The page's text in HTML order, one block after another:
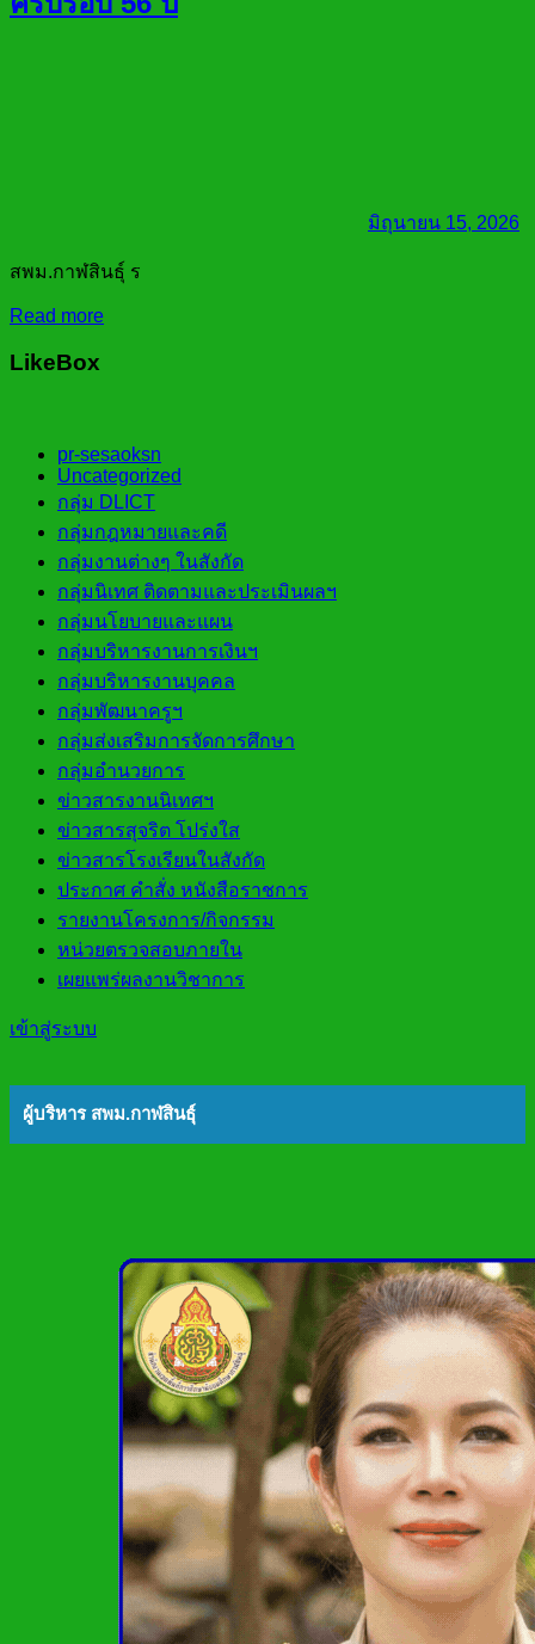
มิถุนายน 15, 2026
สพม.กาฬสินธุ์ ร
Read more
LikeBox
pr-sesaoksn
Uncategorized
กลุ่ม DLICT
กลุ่มกฎหมายและคดี
กลุ่มงานต่างๆ ในสังกัด
กลุ่มนิเทศ ติดตามและประเมินผลฯ
กลุ่มนโยบายและแผน
กลุ่มบริหารงานการเงินฯ
กลุ่มบริหารงานบุคคล
กลุ่มพัฒนาครูฯ
กลุ่มส่งเสริมการจัดการศึกษา
กลุ่มอำนวยการ
ข่าวสารงานนิเทศฯ
ข่าวสารสุจริต โปร่งใส
ข่าวสารโรงเรียนในสังกัด
ประกาศ คำสั่ง หนังสือราชการ
รายงานโครงการ/กิจกรรม
หน่วยตรวจสอบภายใน
เผยแพร่ผลงานวิชาการ
เข้าสู่ระบบ
ผู้บริหาร สพม.กาฬสินธุ์